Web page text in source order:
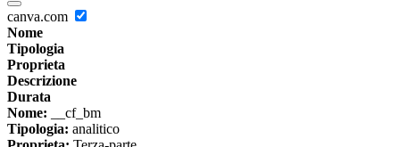
canva.com
Nome
Tipologia
Proprieta
Descrizione
Durata
Nome: __cf_bm
Tipologia: analitico